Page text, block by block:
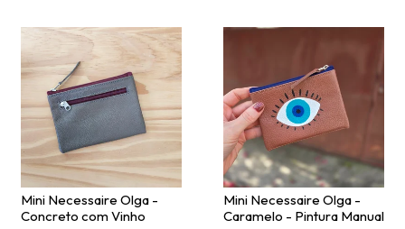
Mini Necessaire Olga -
Concreto com Vinho
Mini Necessaire Olga -
Caramelo - Pintura Manual